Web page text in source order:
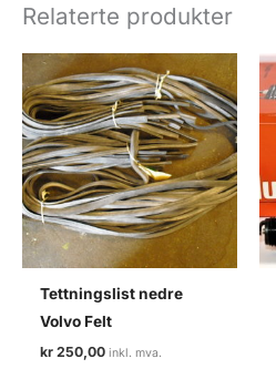
antall
Relaterte produkter
Tettningslist nedre
Volvo Felt
kr 250,00